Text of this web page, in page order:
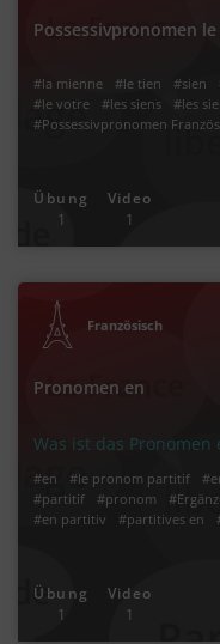
Possessivpronomen
#la mienne #le tien #sien
#le votre
#les siens #les
#Possessivpronomen
Übung
1
Video
1
Französisch
Pronomen en
Was ist das Pronomen
#en #le pronom partitif
#partitif
#pronom
#en partitiv
#partitives en
Übung
1
Video
1